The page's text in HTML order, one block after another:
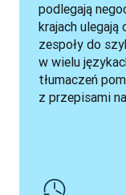
podlegają
krajach ulegają
zespoły do
w wielu
tłumaczeń
z przepisami